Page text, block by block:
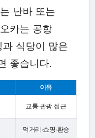
난바 또는
카는 공항
식당이 많은
좋습니다.
이유
교통·관광 접근
먹거리·쇼핑·환승